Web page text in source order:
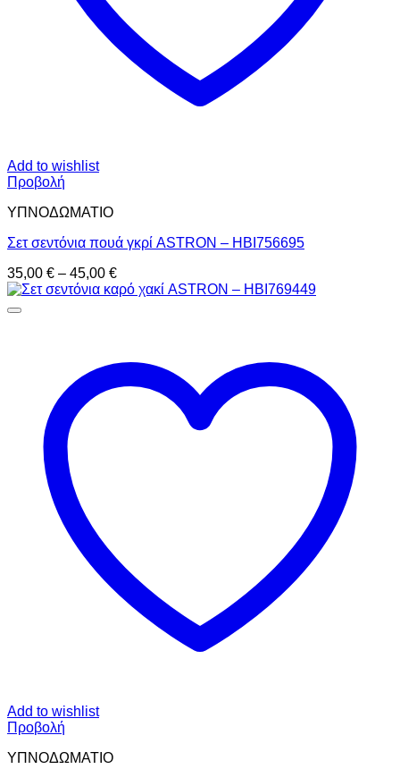
Add to wishlist
Προβολή
ΥΠΝΟΔΩΜΑΤΙO
Σετ σεντόνια πουά γκρί ASTRON – HBI756695
35,00 € – 45,00 €Price
range:
Add to wishlist
Προβολή
ΥΠΝΟΔΩΜΑΤΙO